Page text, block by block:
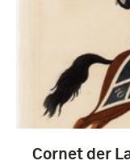
Cornet der